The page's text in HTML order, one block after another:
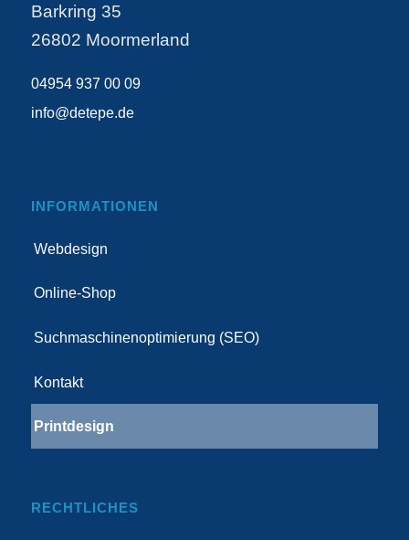
Barkring 35
26802 Moormerland
04954 937 00 09
info@detepe.de
INFORMATIONEN
Webdesign
Online-Shop
Suchmaschinenoptimierung (SEO)
Kontakt
Printdesign
RECHTLICHES